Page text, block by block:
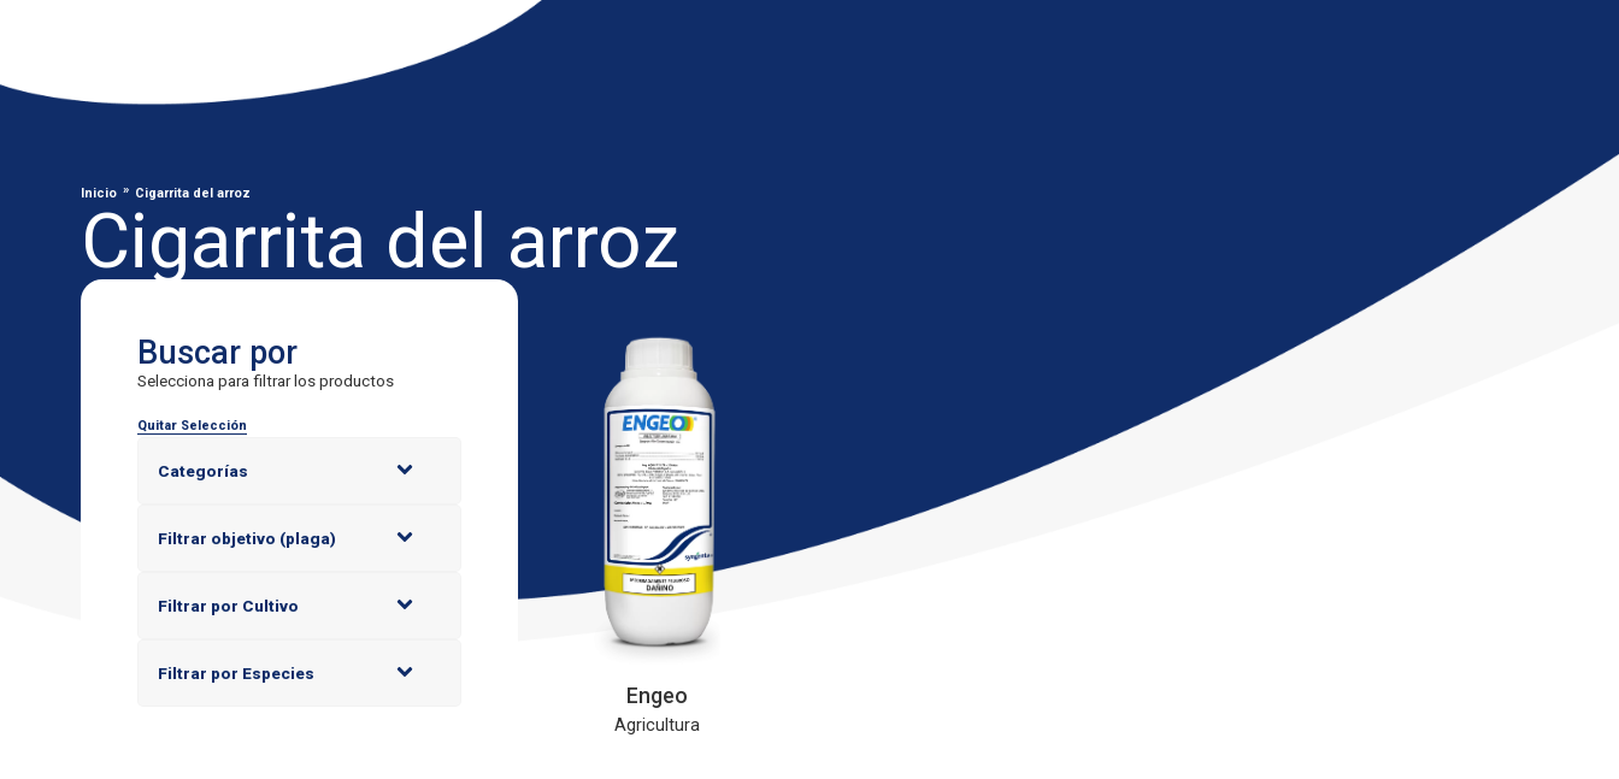
Inicio » Cigarrita del arroz
Cigarrita del arroz
Buscar por
Selecciona para filtrar los productos
Quitar Selección
Categorías
Filtrar objetivo (plaga)
Filtrar por Cultivo
Filtrar por Especies
Engeo
Agricultura